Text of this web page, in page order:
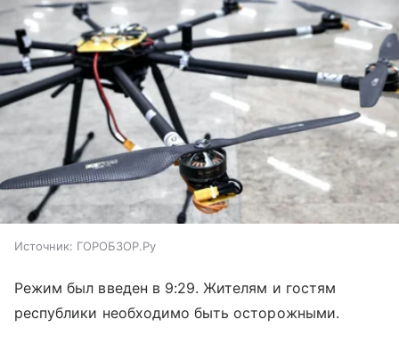
Источник: ГОРОБЗОР.Ру
Режим был введен в 9:29. Жителям и гостям
республики необходимо быть осторожными.